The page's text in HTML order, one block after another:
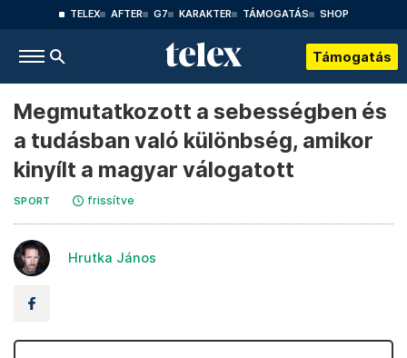
TELEX AFTER G7 KARAKTER TÁMOGATÁS SHOP
Támogatás
Megmutatkozott a sebességben és
a tudásban való különbség, amikor
kinyílt a magyar válogatott
SPORT frissítve
Hrutka János